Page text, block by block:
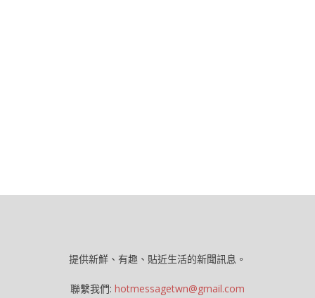
提供新鮮、有趣、貼近生活的新聞訊息。
聯繫我們: hotmessagetwn@gmail.com